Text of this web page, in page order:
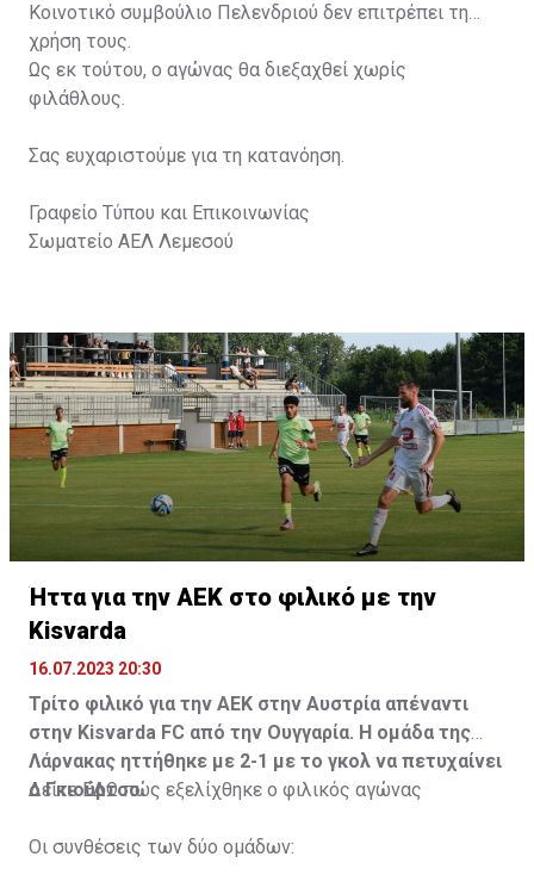
Κοινοτικό συμβούλιο Πελενδριού δεν επιτρέπει τη
χρήση τους.
Ως εκ τούτου, ο αγώνας θα διεξαχθεί χωρίς
φιλάθλους.
Σας ευχαριστούμε για τη κατανόηση.
Γραφείο Τύπου και Επικοινωνίας
Σωματείο ΑΕΛ Λεμεσού
Ήττα για την ΑΕΚ στο φιλικό με την
Kisvarda
16.07.2023 20:30
Τρίτο φιλικό για την ΑΕΚ στην Αυστρία απέναντι
στην Kisvarda FC από την Ουγγαρία. Η ομάδα της
Λάρνακας ηττήθηκε με 2-1 με το γκολ να πετυχαίνει
ο Γκιούρτσο.
ΔείτεΕΔΩπώς εξελίχθηκε ο φιλικός αγώνας
Οι συνθέσεις των δύο ομάδων: